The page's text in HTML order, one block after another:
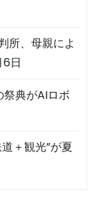
所、母親によ
日
典がAIロボ
＋観光”が夏